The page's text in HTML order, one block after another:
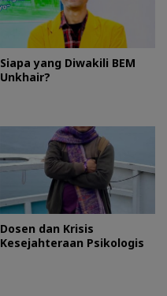
Siapa yang Diwakili BEM
Unkhair?
Dosen dan Krisis
Kesejahteraan Psikologis